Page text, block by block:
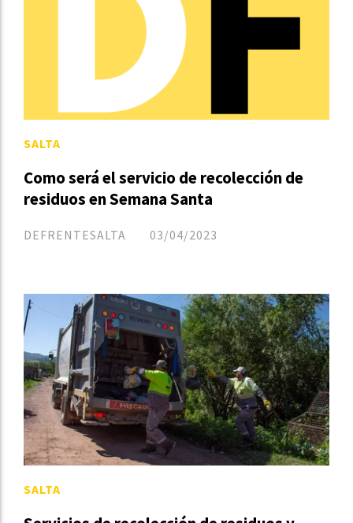
Como será el servicio de recolección de
residuos en Semana Santa
DEFRENTESALTA
SALTA
03/04/2023
SALTA